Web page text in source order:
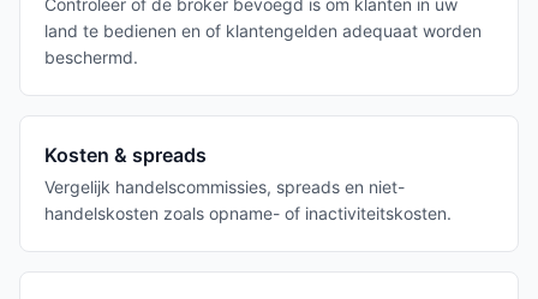
Controleer of de broker bevoegd is om klanten in uw
land te bedienen en of klantengelden adequaat worden
beschermd.
Kosten & spreads
Vergelijk handelscommissies, spreads en niet-
handelskosten zoals opname- of inactiviteitskosten.